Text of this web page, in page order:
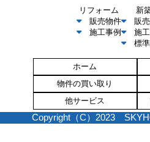
リフォーム
販売物件
施工事例
新
販
施
標
ホーム
物件の買い取り
他サービス
Copyright（C）2023